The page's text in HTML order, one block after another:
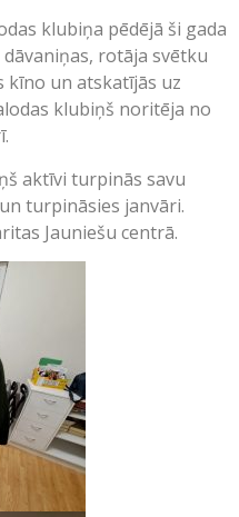
klubiņa pēdējā ši gada
rotāja svētku
kīno un atskatījās uz
klubiņš noritēja no
aktīvi turpinās savu
turpināsies janvāri.
Jauniešu centrā.